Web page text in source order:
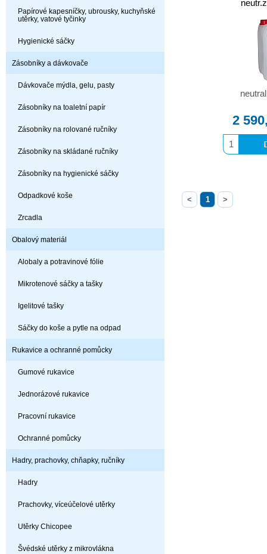
Papírové kapesníčky, ubrousky, kuchyňské
utěrky, vatové tyčinky
Hygienické sáčky
Zásobníky a dávkovače
Dávkovače mýdla, gelu, pasty
Zásobníky na toaletní papír
Zásobníky na rolované ručníky
Zásobníky na skládané ručníky
Zásobníky na hygienické sáčky
Odpadkové koše
Zrcadla
Obalový materiál
Alobaly a potravinové fólie
Mikrotenové sáčky a tašky
Igelitové tašky
Sáčky do koše a pytle na odpad
Rukavice a ochranné pomůcky
Gumové rukavice
Jednorázové rukavice
Pracovní rukavice
Ochranné pomůcky
Hadry, prachovky, chňapky, ručníky
Hadry
Prachovky, víceúčelové utěrky
Utěrky Chicopee
Švédské utěrky z mikrovlákna
2
< 1 >